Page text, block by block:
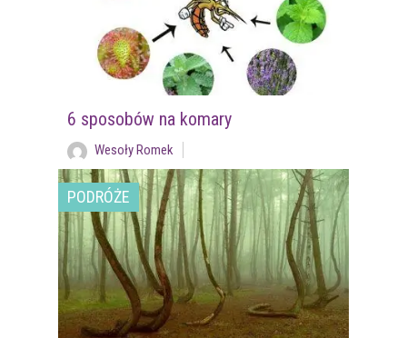
6 sposobów na komary
Wesoły Romek
PODRÓŻE